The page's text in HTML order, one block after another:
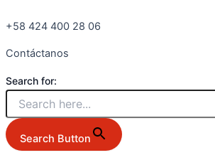
+58 424 400 28 06
Contáctanos
Search for:
Search Button